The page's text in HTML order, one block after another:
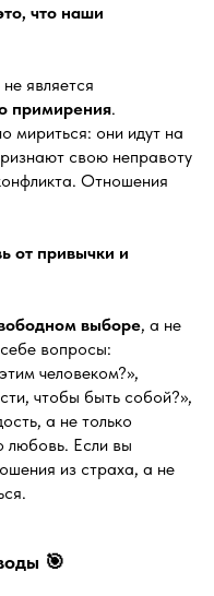
что наши
является
примирения.
мириться: они идут на
свою неправоту
Отношения
от привычки и
выборе, а не
вопросы:
человеком?»,
чтобы быть собой?»,
а не только
любовь. Если вы
из страха, а не
🎯